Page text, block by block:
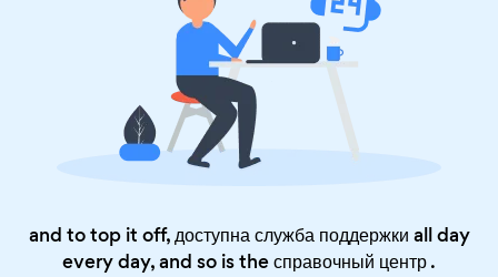
and to top it off, доступна служба поддержки all day
every day, and so is theсправочный центр.